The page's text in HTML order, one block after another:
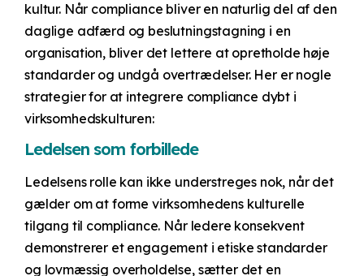
kultur. Når compliance bliver en naturlig del af den
daglige adfærd og beslutningstagning i en
organisation, bliver det lettere at opretholde høje
standarder og undgå overtrædelser. Her er nogle
strategier for at integrere compliance dybt i
virksomhedskulturen:
Ledelsen som forbillede
Ledelsens rolle kan ikke understreges nok, når det
gælder om at forme virksomhedens kulturelle
tilgang til compliance. Når ledere konsekvent
demonstrerer et engagement i etiske standarder
og lovmæssig overholdelse, sætter det en